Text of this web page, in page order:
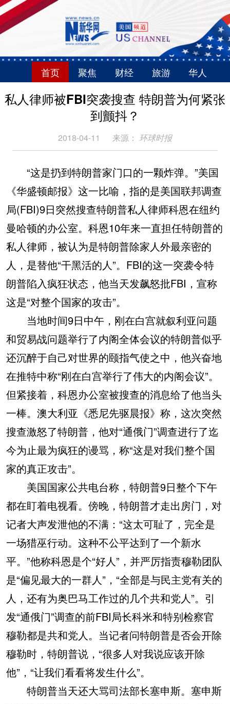
首页 聚焦 财经 旅游 华人
私人律师被FBI突袭搜查 特朗普为何紧张
到颤抖？
2018-04-11 来源： 环球时报
“这是扔到特朗普家门口的一颗炸弹。”美国
《华盛顿邮报》这一比喻，指的是美国联邦调查
局(FBI)9日突然搜查特朗普私人律师科恩在纽约
曼哈顿的办公室。科恩10年来一直担任特朗普的
私人律师，被认为是特朗普除家人外最亲密的
人，是替他“干黑活的人”。FBI的这一突袭令特
朗普陷入疯狂状态，他当天发飙怒批FBI，宣称
这是“对整个国家的攻击”。
当地时间9日中午，刚在白宫就叙利亚问题
和贸易战问题举行了内阁全体会议的特朗普似乎
还沉醉于自己对世界的颐指气使之中，他兴奋地
在推特中称“刚在白宫举行了伟大的内阁会议”。
但紧接着，科恩办公室被搜查的消息给了他当头
一棒。澳大利亚《悉尼先驱晨报》称，这次突然
搜查激怒了特朗普，他对“通俄门”调查进行了迄
今为止最为疯狂的谩骂，称“这是对我们整个国
家的真正攻击”。
美国国家公共电台称，特朗普9日整个下午
都在盯着电视看。傍晚，特朗普才走出房门，对
记者大声发泄他的不满：“这太可耻了，完全是
一场猎巫行动。这种不公平达到了一个新水
平。”他称科恩是个“好人”，并严厉指责穆勒团队
是“偏见最大的一群人”，“全部是与民主党有关的
人，还有为奥巴马工作过的几个共和党人”。引
发“通俄门”调查的前FBI局长科米和特别检察官
穆勒都是共和党人。当记者问特朗普是否会开除
穆勒时，特朗普说，“很多人对我说应该开除
他”，“让我们看看将发生什么”。
特朗普当天还大骂司法部长塞申斯。塞申斯